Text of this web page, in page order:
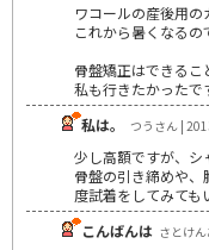
ワコールの産後用の
これから暑くなるの
骨盤矯正はできるこ
私も行きたかったで
私は。
つうさん |
少し高額ですが、シ
骨盤の引き締めや
度試着をしてみても
こんばんは さとけ